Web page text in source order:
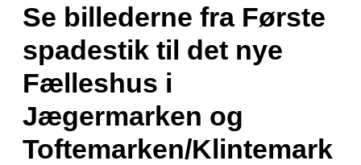
Se billederne fra Første
spadestik til det nye
Fælleshus i
Jægermarken og
Toftemarken/Klintemark